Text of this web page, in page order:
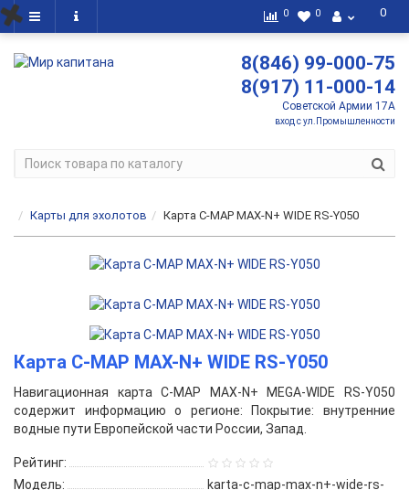
0
0 0
8(846) 99-000-75
8(917) 11-000-14
Советской Армии 17А
вход с ул.Промышленности
Карты для эхолотов Карта C-MAP MAX-N+ WIDE RS-Y050
Карта C-MAP MAX-N+ WIDE RS-Y050
Навигационная карта C-MAP MAX-N+ MEGA-WIDE RS-Y050
содержит информацию о регионе: Покрытие: внутренние
водные пути Европейской части России, Запад.
Рейтинг:
Модель:
karta-c-map-max-n+-wide-rs-